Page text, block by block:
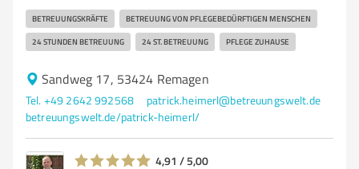
BETREUUNGSKRÄFTE BETREUUNG VON PFLEGEBEDÜRFTIGEN MENSCHEN
24 STUNDEN BETREUUNG 24 ST. BETREUUNG PFLEGE ZUHAUSE
Sandweg 17, 53424 Remagen
Tel. +49 2642 992568
patrick.heimerl@betreuungswelt.de
betreuungswelt.de/patrick-heimerl/
4,91 / 5,00